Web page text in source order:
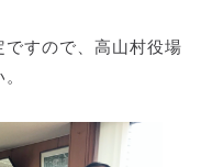
すので、高山村役場